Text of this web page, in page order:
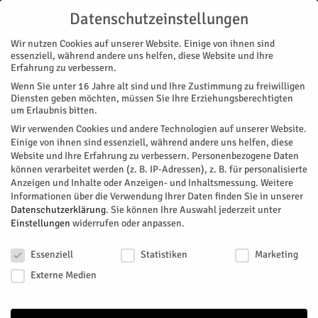
Start Stadtteile Jülich Ein Blick hinter die Spiegel
STADTTEILE JÜLICH
Ein Blick hinter die Spiegel
Das Deutsche Luft und Raumfahrt Zentrum bietet Einblicke in
seine Tätigkeit.
Von Stadt Jülich Mai 22, 2026
Datenschutzeinstellungen
Wir nutzen Cookies auf unserer Website. Einige von ihnen sind
essenziell, während andere uns helfen, diese Website und Ihre
Erfahrung zu verbessern.
Wenn Sie unter 16 Jahre alt sind und Ihre Zustimmung zu freiwilligen
Diensten geben möchten, müssen Sie Ihre Erziehungsberechtigten
um Erlaubnis bitten.
Wir verwenden Cookies und andere Technologien auf unserer Website.
Einige von ihnen sind essenziell, während andere uns helfen, diese
Website und Ihre Erfahrung zu verbessern. Personenbezogene Daten
können verarbeitet werden (z. B. IP-Adressen), z. B. für personalisierte
Anzeigen und Inhalte oder Anzeigen- und Inhaltsmessung. Weitere
Informationen über die Verwendung Ihrer Daten finden Sie in unserer
Datenschutzerklärung. Sie können Ihre Auswahl jederzeit unter
Einstellungen widerrufen oder anpassen.
Essenziell
Statistiken
Marketing
Externe Medien